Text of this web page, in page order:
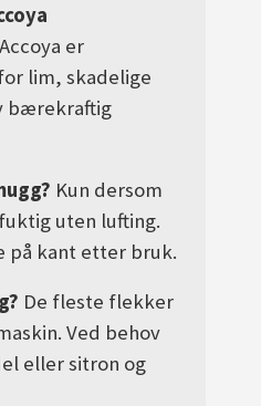
er
lim, skadelige
bærekraftig
Kun dersom
uten lufting.
på kant etter bruk.
De fleste flekker
Ved behov
eller sitron og